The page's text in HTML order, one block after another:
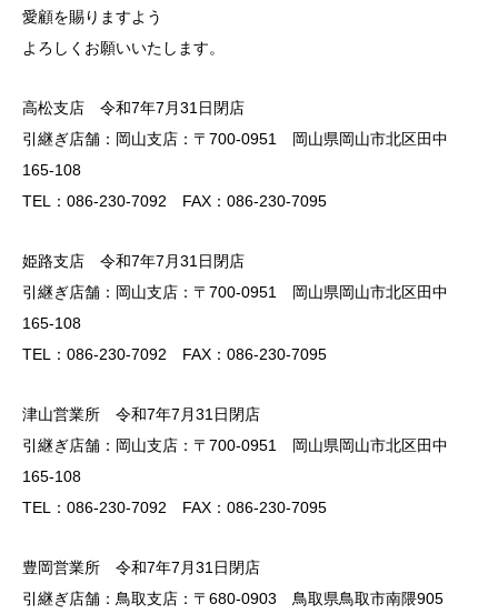
愛顧を賜りますよう
よろしくお願いいたします。
高松支店 令和7年7月31日閉店
引継ぎ店舗：岡山支店：〒700-0951 岡山県岡山市北区田中
165-108
TEL：086-230-7092 FAX：086-230-7095
姫路支店 令和7年7月31日閉店
引継ぎ店舗：岡山支店：〒700-0951 岡山県岡山市北区田中
165-108
TEL：086-230-7092 FAX：086-230-7095
津山営業所 令和7年7月31日閉店
引継ぎ店舗：岡山支店：〒700-0951 岡山県岡山市北区田中
165-108
TEL：086-230-7092 FAX：086-230-7095
豊岡営業所 令和7年7月31日閉店
引継ぎ店舗：鳥取支店：〒680-0903 鳥取県鳥取市南隈905